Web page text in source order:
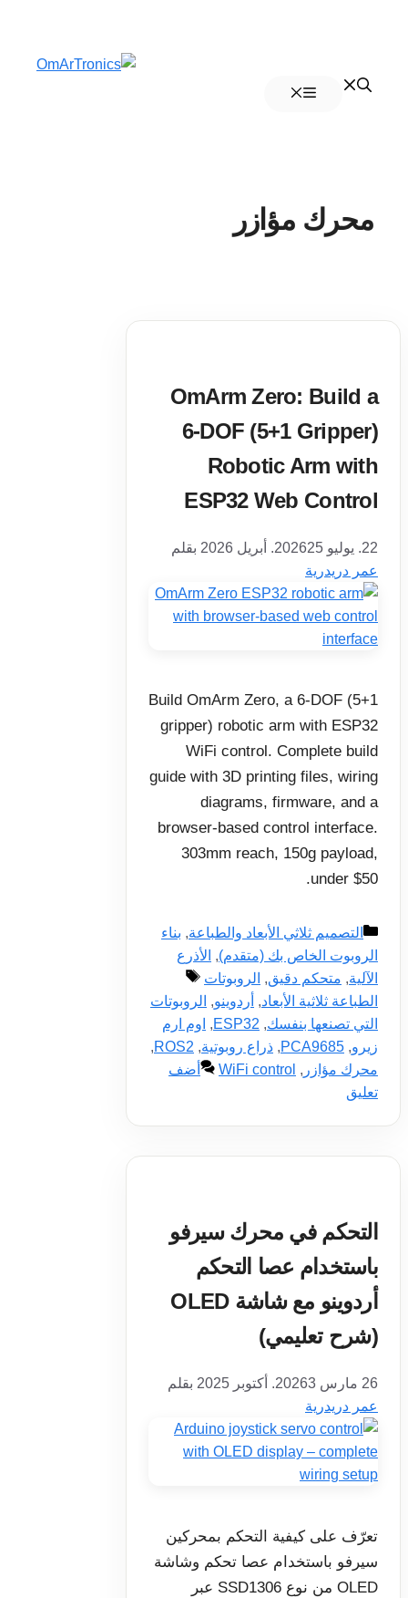
محرك مؤازر
OmArm Zero: Build a
6-DOF (5+1 Gripper)
Robotic Arm with
ESP32 Web Control
22. يوليو 2026 25. أبريل 2026
بقلم
عمر دريدرية
Build OmArm Zero, a 6-DOF (5+1
gripper) robotic arm with ESP32
WiFi control. Complete build
guide with 3D printing files, wiring
diagrams, firmware, and a
browser-based control interface.
303mm reach, 150g payload,
under $50.
التصنيفات
التصميم ثلاثي الأبعاد والطباعة, بناء
الروبوت الخاص بك (متقدم), الأذرع
الآلية, متحكم دقيق, الروبوتات
الوسوم
الطباعة ثلاثية الأبعاد, أردوينو, الروبوتات
التي تصنعها بنفسك,
ESP32
, اوم ارم
زيرو,
PCA9685
, ذراع روبوتية,
ROS2
,
محرك مؤازر ,
WiFi control
أضف
تعليق
التحكم في محرك سيرفو
باستخدام عصا التحكم
أردوينو مع شاشة OLED
(شرح تعليمي)
26 مارس 2026 3. أكتوبر 2025
بقلم
عمر دريدرية
تعرّف على كيفية التحكم بمحركين
سيرفو باستخدام عصا تحكم وشاشة
OLED من نوع SSD1306 عبر